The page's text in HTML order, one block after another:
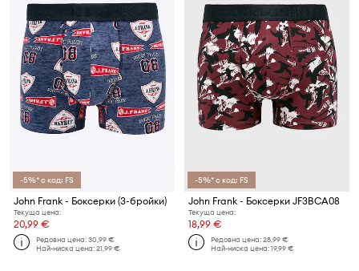
-5%* с код: FS
John Frank - Боксерки (3-бройки)
Текуща цена:
20,99 €
Редовна цена:30,99 €
Най-ниска цена:21,99 €
-5%* с код: FS
John Frank - Боксерки JF3BCA08
Текуща цена:
18,99 €
Редовна цена:28,99 €
Най-ниска цена:19,99 €